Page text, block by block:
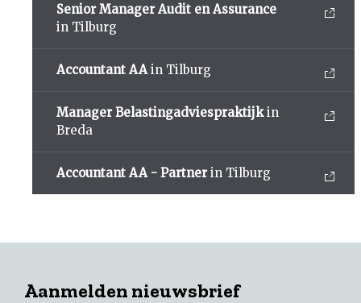
Senior Manager Audit en Assurance
in Tilburg
Accountant AA in Tilburg
Manager Belastingadviespraktijkin
Breda
Accountant AA - Partner in Tilburg
Aanmelden nieuwsbrief